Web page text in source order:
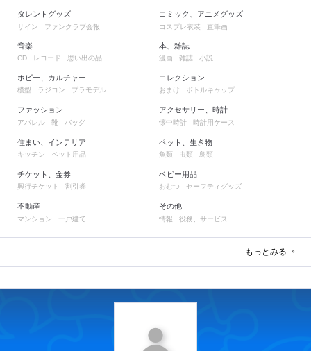
タレントグッズ
サイン ファンクラブ会報
コミック、アニメグッズ
コスプレ衣装 直筆画
音楽
CD レコード 思い出の品
ホビー、カルチャー
模型 ラジコン プラモデル
ファッション
アパレル 靴 バッグ
住まい、インテリア
キッチン ペット用品
チケット、金券
興行チケット 割引券
不動産
マンション 一戸建て
本、雑誌
漫画 雑誌 小説
コレクション
おまけ ボトルキャップ
アクセサリー、時計
懐中時計 時計用ケース
ペット、生き物
魚類 虫類 鳥類
ベビー用品
おむつ セーフティグッズ
その他
情報 役務、サービス
もっとみる